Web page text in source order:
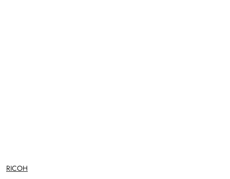
NAZWA
PRODUCENTA:
RICOH